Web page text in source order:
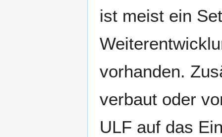
ist meist ein
vorhanden.
verbaut oder
ULF auf das